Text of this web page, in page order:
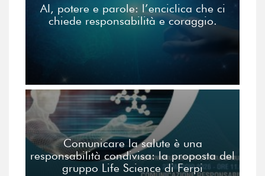
AI, potere e parole: l’enciclica che ci
chiede responsabilità e coraggio.
Comunicare la salute è una
responsabilità condivisa: la proposta del
gruppo Life Science di Ferpi